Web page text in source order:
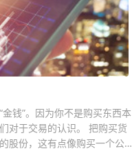
钱”。因为你不是购买东西本
对于交易的认识。 把购买货
股份，这有点像购买一个公司